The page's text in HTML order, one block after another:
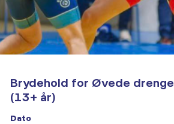
Brydehold for Øvede drenge
(13+ år)
Dato